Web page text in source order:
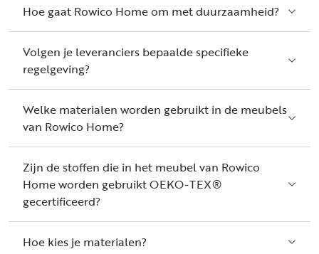
Hoe gaat Rowico Home om met duurzaamheid?
Volgen je leveranciers bepaalde specifieke
regelgeving?
Welke materialen worden gebruikt in de meubels
van Rowico Home?
Zijn de stoffen die in het meubel van Rowico
Home worden gebruikt OEKO-TEX®
gecertificeerd?
Hoe kies je materialen?